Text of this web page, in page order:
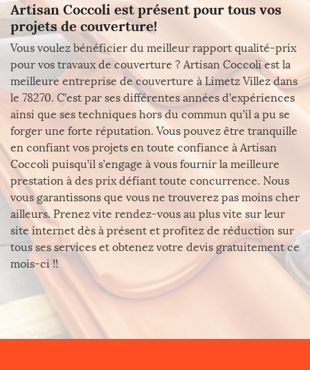
Artisan Coccoli est présent pour tous vos
projets de couverture!
Vous voulez bénéficier du meilleur rapport qualité-prix
pour vos travaux de couverture ? Artisan Coccoli est la
meilleure entreprise de couverture à Limetz Villez dans
le 78270. C’est par ses différentes années d’expériences
ainsi que ses techniques hors du commun qu’il a pu se
forger une forte réputation. Vous pouvez être tranquille
en confiant vos projets en toute confiance à Artisan
Coccoli puisqu’il s’engage à vous fournir la meilleure
prestation à des prix défiant toute concurrence. Nous
vous garantissons que vous ne trouverez pas moins cher
ailleurs. Prenez vite rendez-vous au plus vite sur leur
site internet dès à présent et profitez de réduction sur
tous ses services et obtenez votre devis gratuitement ce
mois-ci !!